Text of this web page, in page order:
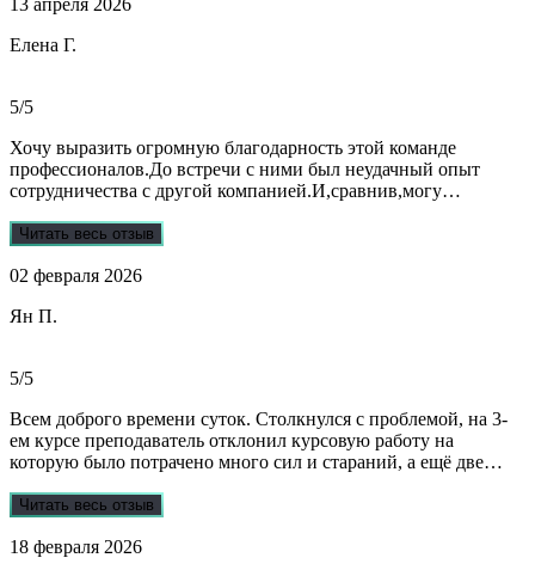
выполнили очень качественно, вовремя и по очень даже
реагируют и отвечают на все вопросы. Теперь буду
Елена Г.
5/5
Хочу выразить огромную благодарность этой команде
профессионалов.До встречи с ними был неудачный опыт
сотрудничества с другой компанией.И,сравнив,могу
профессионалов.Условия,сроки были сразу оговорены и четко
уровне.А если возникали вопросы или проблемы,то помощь
помощь студентам,то только-сюда.Огромное спасибо!!!
Читать весь отзыв
02 февраля 2026
Ян П.
5/5
Всем доброго времени суток. Столкнулся с проблемой, на 3-
ем курсе преподаватель отклонил курсовую работу на
которую было потрачено много сил и стараний, а ещё две
обратился в Dist-help. Первый раз, были опасения и по срокам,
Ребята большие профессионалы, Алёна лучшая! Всё
Читать весь отзыв
18 февраля 2026